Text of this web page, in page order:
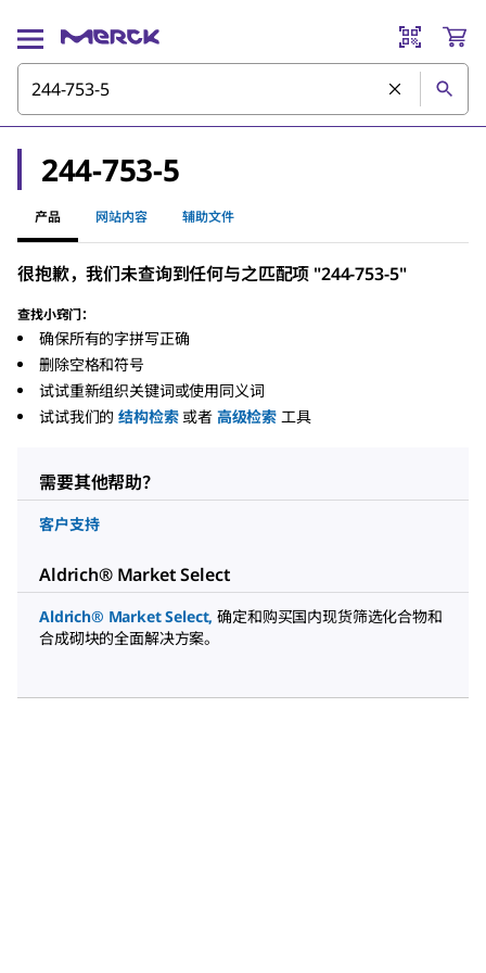
244-753-5
产品 网站内容 辅助文件
很抱歉，我们未查询到任何与之匹配项 "244-753-5"
查找小窍门：
确保所有的字拼写正确
删除空格和符号
试试重新组织关键词或使用同义词
试试我们的 结构检索 或者 高级检索 工具
需要其他帮助？
客户支持
Aldrich® Market Select
Aldrich® Market Select, 确定和购买国内现货筛选化合物和
合成砌块的全面解决方案。